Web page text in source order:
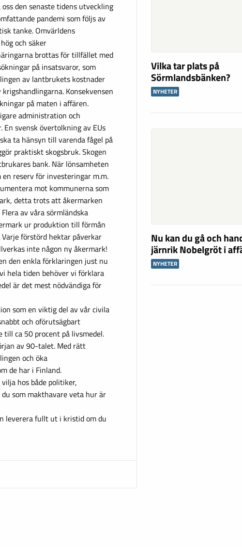
den senaste tidens utveckling
pandemi som följs av
tanke. Omvärldens
och säker
brottas för tillfället med
på insatsvaror, som
av lantbrukets kostnader
Konsekvensen
på maten i affären.
administration och
En svensk övertolkning av EUs
ta hänsyn till varenda fågel på
praktiskt skogsbruk. Skogen
bank. När lönsamheten
reserv för investeringar m.m.
mot kommunerna som
detta trots att åkermarken
av våra sörmländska
ur produktion till förmån
förstörd hektar påverkar
inte någon ny åkermark!
den enkla förklaringen just nu
hela tiden behöver vi förklara
är det mest nödvändiga för
som en viktig del av vår civila
och oförutsägbart
till ca 50 procent på livsmedel.
av 90-talet. Med rätt
och öka
de har i Finland.
hos både politiker,
som makthavare veta hur är
leverera fullt ut i kristid om du
Vilka tar plats på
Sörmlandsbänken?
NYHETER
Nu kan du gå och
järnrik Nobelgröt i
NYHETER